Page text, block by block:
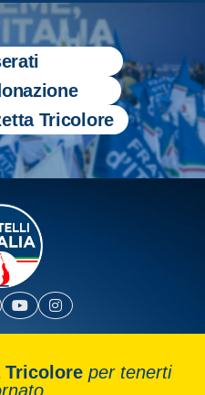
Tricolore
Tricolore per tenerti